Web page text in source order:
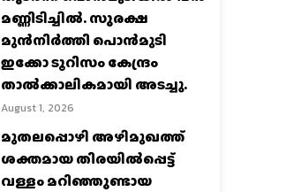
മണ്ണിടിച്ചില്‍. സുരക്ഷ
മുൻനിർത്തി പൊൻമുടി
ഇക്കോ ടൂറിസം കേന്ദ്രം
താല്‍ക്കാലികമായി അടച്ചു.
August 1, 2026
മുതലപ്പൊഴി അഴിമുഖത്ത്
ശക്തമായ തിരയിൽപ്പെട്ട്
വള്ളം മറിഞ്ഞുണ്ടായ